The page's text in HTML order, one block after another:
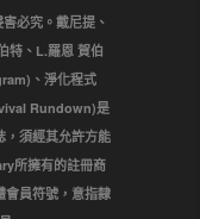
必究。戴尼提、
特、L.羅恩 賀伯
、淨化程式
Rundown)是
，須經其允許方能
所擁有的註冊商
會員符號，意指隸